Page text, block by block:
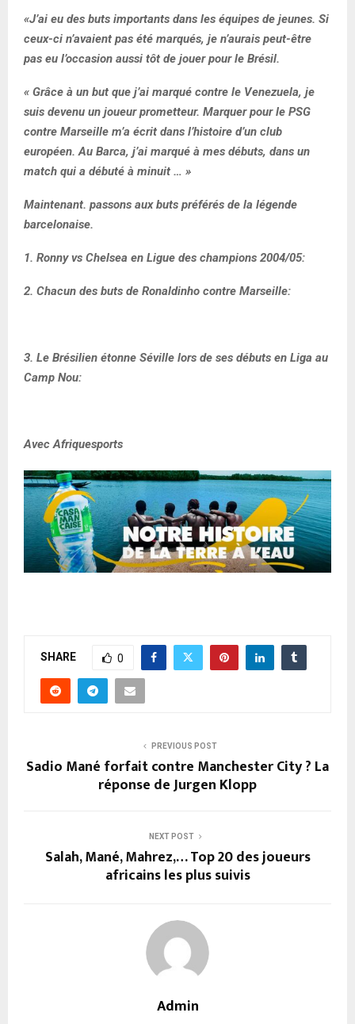
«J’ai eu des buts importants dans les équipes de jeunes. Si
ceux-ci n’avaient pas été marqués, je n’aurais peut-être
pas eu l’occasion aussi tôt de jouer pour le Brésil.
« Grâce à un but que j’ai marqué contre le Venezuela, je
suis devenu un joueur prometteur. Marquer pour le PSG
contre Marseille m’a écrit dans l’histoire d’un club
européen. Au Barca, j’ai marqué à mes débuts, dans un
match qui a débuté à minuit … »
Maintenant. passons aux buts préférés de la légende
barcelonaise.
1. Ronny vs Chelsea en Ligue des champions 2004/05:
2. Chacun des buts de Ronaldinho contre Marseille:
3. Le Brésilien étonne Séville lors de ses débuts en Liga au
Camp Nou:
Avec Afriquesports
SHARE 0
PREVIOUS POST
Sadio Mané forfait contre Manchester City ? La
réponse de Jurgen Klopp
NEXT POST
Salah, Mané, Mahrez,… Top 20 des joueurs
africains les plus suivis
Admin